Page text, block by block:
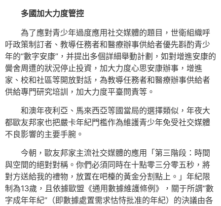
多國加大力度管控
為了應對青少年過度應用社交媒體的題目，世衛組織呼
吁政策制訂者、教導任務者和醫療辦事供給者優先斟酌青少
年的“數字安康”，并提出多個詳細舉動計劃，如對增進安康的
黌舍周遭的狀況停止投資，加大力度心思安康辦事，增進
家、校和社區等開放對話，為教導任務者和醫療辦事供給者
供給專門研究培訓，加大力度平臺問責等。
和澳年夜利亞、馬來西亞等國當局的選擇類似，年夜大
都歐友邦家也把嚴卡年紀門檻作為維護青少年免受社交媒體
不良影響的主要手腕。
今朝，歐友邦家主流社交媒體的應用「第三階段：時間
與空間的絕對對稱。你們必須同時在十點零三分零五秒，將
對方送給我的禮物，放置在吧檯的黃金分割點上。」年紀限
制為13歲，且依據歐盟《通用數據維護條例》，關于所謂“數
字成年年紀”（即數據處置需求怙恃批准的年紀）的決議由各